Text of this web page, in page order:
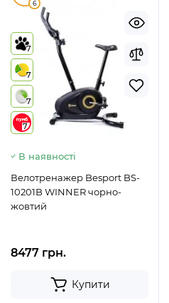
6
7
7
7
7
В наявності
Велотренажер Besport BS-
10201B WINNER чорно-
жовтий
8477 грн.
Купити